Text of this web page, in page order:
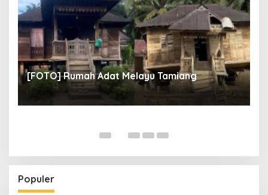
[FOTO] Rumah Adat Melayu Tamiang
Populer